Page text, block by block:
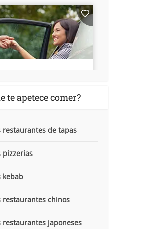
te apetece comer?
restaurantes de tapas
pizzerias
kebab
restaurantes chinos
restaurantes japoneses